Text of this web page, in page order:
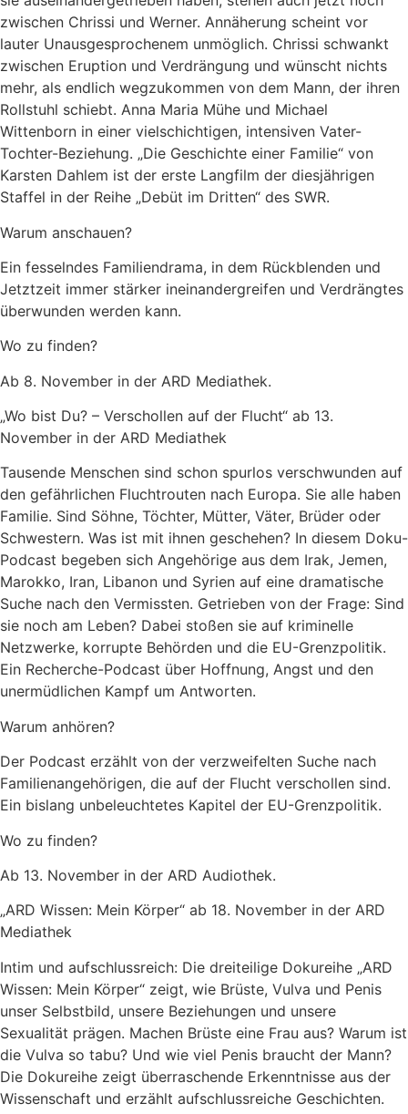
zwischen Chrissi und Werner. Annäherung scheint vor
lauter Unausgesprochenem unmöglich. Chrissi schwankt
zwischen Eruption und Verdrängung und wünscht nichts
mehr, als endlich wegzukommen von dem Mann, der ihren
Rollstuhl schiebt. Anna Maria Mühe und Michael
Wittenborn in einer vielschichtigen, intensiven Vater-
Tochter-Beziehung. „Die Geschichte einer Familie“ von
Karsten Dahlem ist der erste Langfilm der diesjährigen
Staffel in der Reihe „Debüt im Dritten“ des SWR.
Warum anschauen?
Ein fesselndes Familiendrama, in dem Rückblenden und
Jetztzeit immer stärker ineinandergreifen und Verdrängtes
überwunden werden kann.
Wo zu finden?
Ab 8. November in der ARD Mediathek.
„Wo bist Du? – Verschollen auf der Flucht“ ab 13.
November in der ARD Mediathek
Tausende Menschen sind schon spurlos verschwunden auf
den gefährlichen Fluchtrouten nach Europa. Sie alle haben
Familie. Sind Söhne, Töchter, Mütter, Väter, Brüder oder
Schwestern. Was ist mit ihnen geschehen? In diesem Doku-
Podcast begeben sich Angehörige aus dem Irak, Jemen,
Marokko, Iran, Libanon und Syrien auf eine dramatische
Suche nach den Vermissten. Getrieben von der Frage: Sind
sie noch am Leben? Dabei stoßen sie auf kriminelle
Netzwerke, korrupte Behörden und die EU-Grenzpolitik.
Ein Recherche-Podcast über Hoffnung, Angst und den
unermüdlichen Kampf um Antworten.
Warum anhören?
Der Podcast erzählt von der verzweifelten Suche nach
Familienangehörigen, die auf der Flucht verschollen sind.
Ein bislang unbeleuchtetes Kapitel der EU-Grenzpolitik.
Wo zu finden?
Ab 13. November in der ARD Audiothek.
„ARD Wissen: Mein Körper“ ab 18. November in der ARD
Mediathek
Intim und aufschlussreich: Die dreiteilige Dokureihe „ARD
Wissen: Mein Körper“ zeigt, wie Brüste, Vulva und Penis
unser Selbstbild, unsere Beziehungen und unsere
Sexualität prägen. Machen Brüste eine Frau aus? Warum ist
die Vulva so tabu? Und wie viel Penis braucht der Mann?
Die Dokureihe zeigt überraschende Erkenntnisse aus der
Wissenschaft und erzählt aufschlussreiche Geschichten.